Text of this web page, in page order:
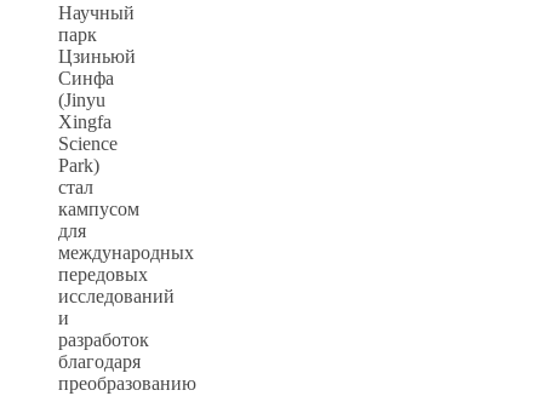
Научный
парк
Цзиньюй
Синфа
(Jinyu
Xingfa
Science
Park)
стал
кампусом
для
международных
передовых
исследований
и
разработок
благодаря
преобразованию